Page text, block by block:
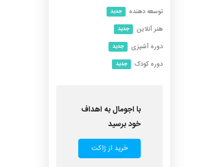
توسعه دهنده
جدید
هنر آنلاین جدید
دوره آشپزی جدید
دوره کودک جدید
با اجومال به اهداف
خود برسید
خرید از ژاکت